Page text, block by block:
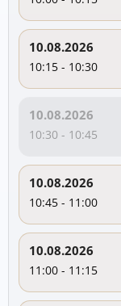
10.08.2026
10:15 - 10:30
10.08.2026
10:30 - 10:45
10.08.2026
10:45 - 11:00
10.08.2026
11:00 - 11:15